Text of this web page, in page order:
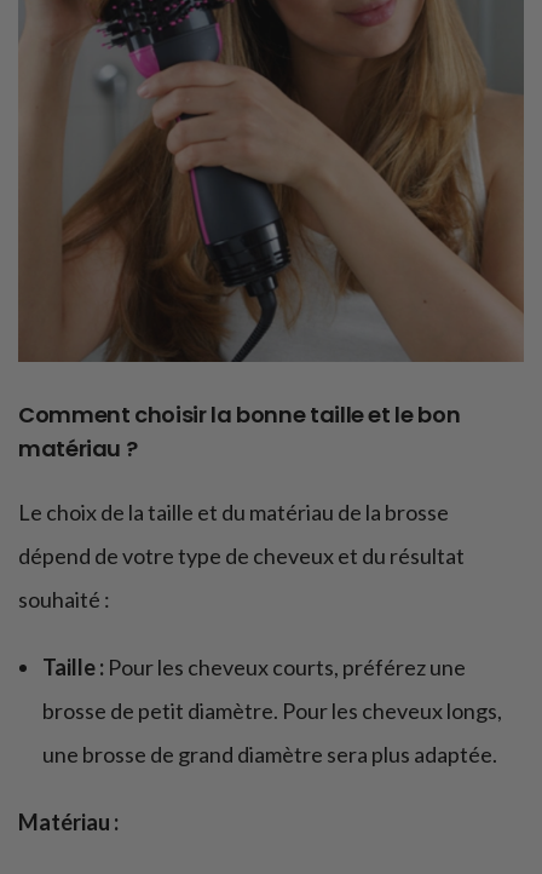
Comment choisir la bonne taille et le bon
matériau ?
Le choix de la taille et du matériau de la brosse
dépend de votre type de cheveux et du résultat
souhaité :
Taille : Pour les cheveux courts, préférez une
brosse de petit diamètre. Pour les cheveux longs,
une brosse de grand diamètre sera plus adaptée.
Matériau :